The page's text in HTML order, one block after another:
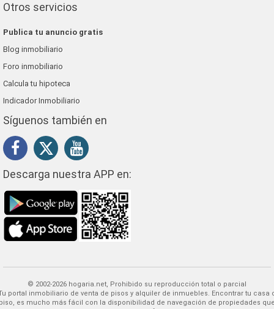
Otros servicios
Publica tu anuncio gratis
Blog inmobiliario
Foro inmobiliario
Calcula tu hipoteca
Indicador Inmobiliario
Síguenos también en
Descarga nuestra APP en:
© 2002-2026 hogaria.net, Prohibido su reproducción total o parcial
Encontrar tu casa o
es mucho más fácil con la disponibilidad de navegación de propiedades